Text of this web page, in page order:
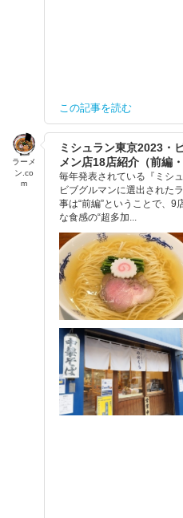
この記事を読む
ラーメ
ン.co
m
ミシュラン東京2023・
メン店18店紹介（前編・
毎年発表されている『ミシ
ビブグルマンに選出された
事は“前編”ということで、9
な食感の“超多加...